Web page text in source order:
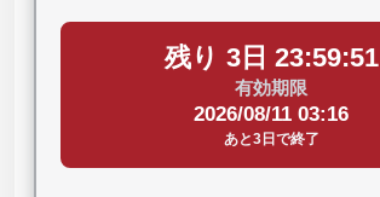
残り 3日 23:59:50
有効期限
2026/08/11 03:16
あと3日で終了